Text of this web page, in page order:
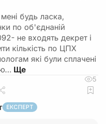
будь ласка,
по об'єднаній
не входять декрет і
кількість по ЦПХ
які були сплачені
5
ЕКСПЕРТ